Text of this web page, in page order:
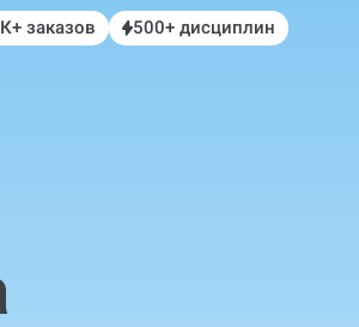
заказов 500+ дисциплин